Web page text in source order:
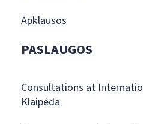
Apklausos
PASLAUGOS
Consultations at
Klaipėda